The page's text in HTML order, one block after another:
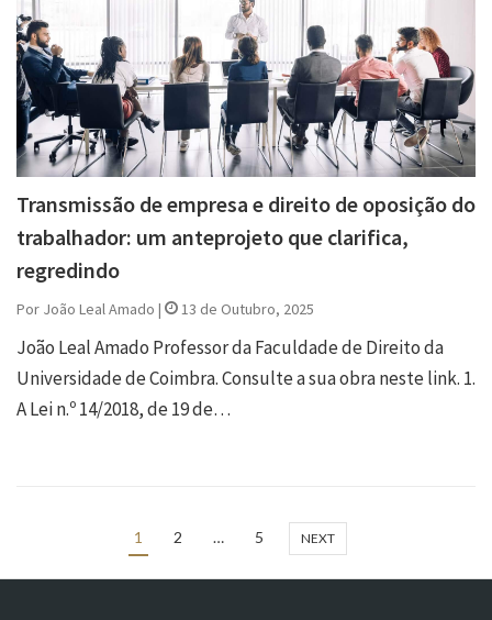
Transmissão de empresa e direito de oposição do
trabalhador: um anteprojeto que clarifica,
regredindo
Por João Leal Amado | 13 de Outubro, 2025
João Leal Amado Professor da Faculdade de Direito da
Universidade de Coimbra. Consulte a sua obra neste link. 1.
A Lei n.º 14/2018, de 19 de…
1 2 … 5 NEXT